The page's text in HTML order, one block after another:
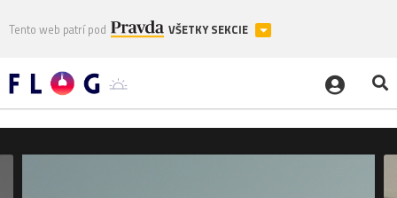
Tento web patrí pod VŠETKY SEKCIE